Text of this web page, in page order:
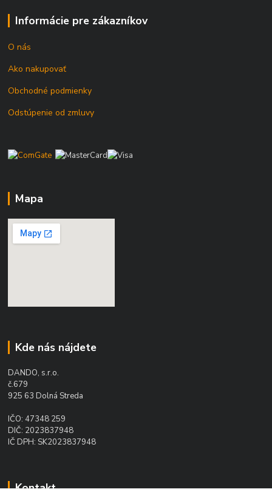
Informácie pre zákazníkov
O nás
Ako nakupovať
Obchodné podmienky
Odstúpenie od zmluvy
Mapa
Kde nás nájdete
DANDO, s.r.o.
č.679
925 63 Dolná Streda
IČO: 47348 259
DIČ: 2023837948
IČ DPH: SK2023837948
Kontakt